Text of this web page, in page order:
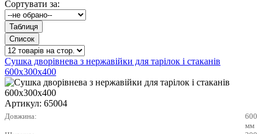
Сортувати за:
Сушка дворівнева з нержавійки для тарілок і стаканів
600х300х400
Артикул: 65004
Довжина:
600
мм